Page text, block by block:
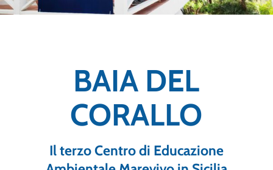
BAIA DEL
CORALLO
Il terzo Centro di Educazione